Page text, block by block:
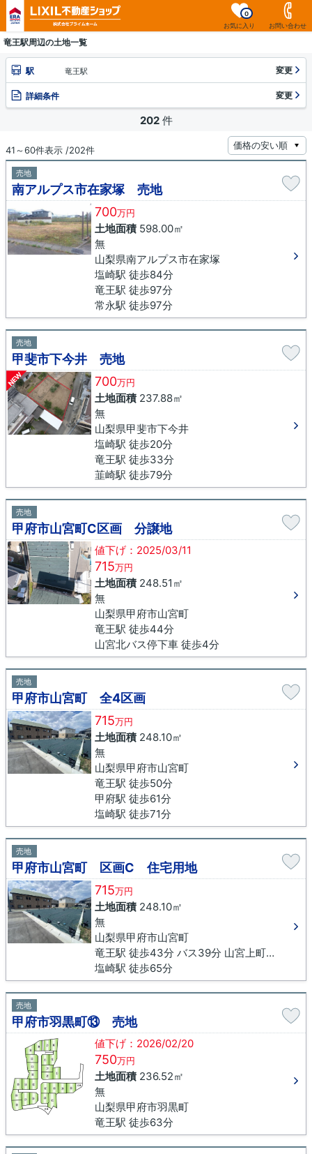
お気に入り
0
お問い合わせ
竜王駅周辺の土地一覧
駅 竜王駅 変更
詳細条件 変更
202 件
41～60件表示 /202件
売地
南アルプス市在家塚 売地
700万円
土地面積598.00㎡
無
山梨県南アルプス市在家塚
塩崎駅 徒歩84分
竜王駅 徒歩97分
常永駅 徒歩97分
売地
甲斐市下今井 売地
NEW 700万円
土地面積237.88㎡
無
山梨県甲斐市下今井
塩崎駅 徒歩20分
竜王駅 徒歩33分
韮崎駅 徒歩79分
売地
甲府市山宮町C区画 分譲地
値下げ：2025/03/11
715万円
土地面積248.51㎡
無
山梨県甲府市山宮町
竜王駅 徒歩44分
山宮北バス停下車 徒歩4分
売地
甲府市山宮町 全4区画
715万円
土地面積248.10㎡
無
山梨県甲府市山宮町
竜王駅 徒歩50分
甲府駅 徒歩61分
塩崎駅 徒歩71分
売地
甲府市山宮町 区画C 住宅用地
715万円
土地面積248.10㎡
無
山梨県甲府市山宮町
竜王駅 徒歩43分 バス39分 山宮上町下車 徒歩3分
塩崎駅 徒歩65分
売地
甲府市羽黒町⑬ 売地
値下げ：2026/02/20
750万円
土地面積236.52㎡
無
山梨県甲府市羽黒町
竜王駅 徒歩63分